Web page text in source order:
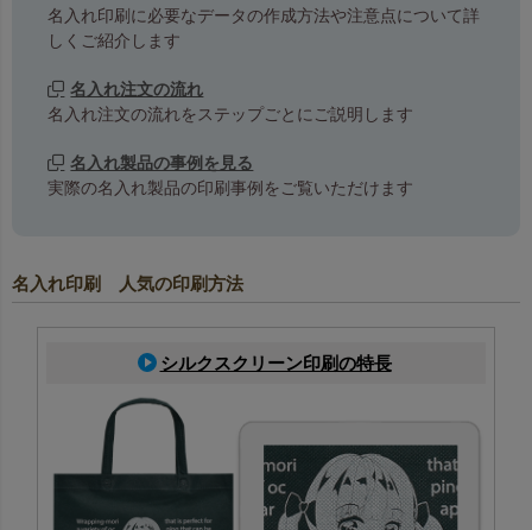
名入れ印刷に必要なデータの作成方法や注意点について詳
しくご紹介します
名入れ注文の流れ
名入れ注文の流れをステップごとにご説明します
名入れ製品の事例を見る
実際の名入れ製品の印刷事例をご覧いただけます
名入れ印刷 人気の印刷方法
シルクスクリーン印刷の特長